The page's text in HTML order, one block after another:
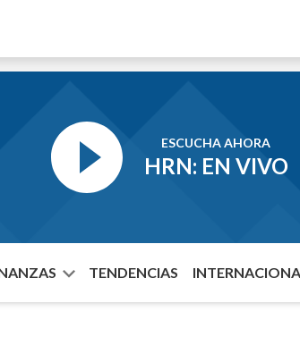
ESCUCHA AHORA
HRN: EN VIVO
TENDENCIAS